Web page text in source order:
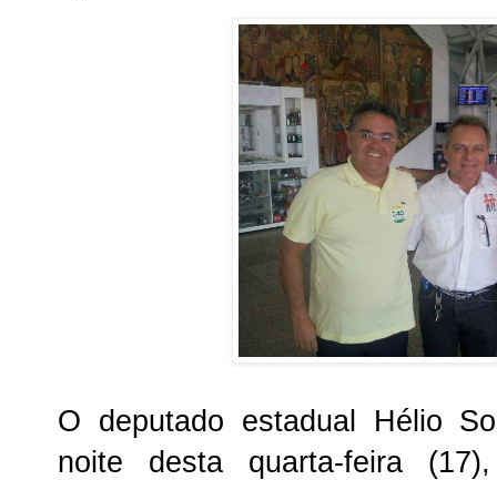
O deputado estadual Hélio
noite desta quarta-feira